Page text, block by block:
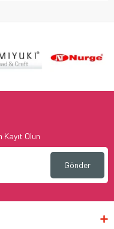
Olun
Gönder